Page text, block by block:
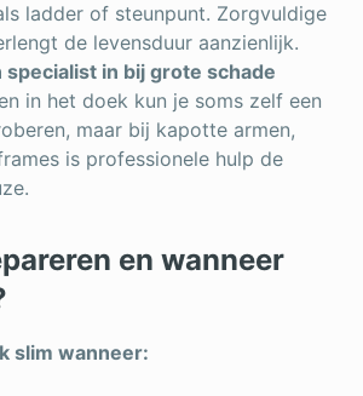
ladder of steunpunt. Zorgvuldige
de levensduur aanzienlijk.
specialist in bij grote schade
in het doek kun je soms zelf een
maar bij kapotte armen,
is professionele hulp de
en wanneer
slim wanneer: